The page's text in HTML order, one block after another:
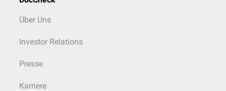
Über Uns
Investor Relations
Presse
Karriere